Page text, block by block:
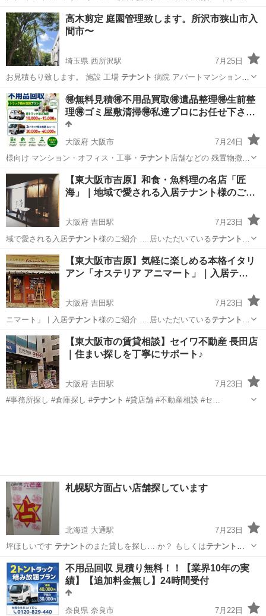
トビル共用部清掃 …
神奈川 横浜市 吉野町駅 トイレ掃除 物件
高木剪定 庭園管理致します。所沢市狭山市入
間市〜
埼玉県 西所沢駅
7月25日
お見積もり致します。 施設 工場 テナント 病院 アパートマンションの
緑地帯維…
埼玉 所沢市 西所沢駅 剪定/造園 無料
🉐無料見積🉐不用品買取🉐遺品整理🉐生前整
理🉐ゴミ屋敷清掃🉐私達プロにお任せ下さ…
大阪府 大阪市
7月24日
様向け マンション・オフィス・工事・ テナント 店舗などの 残置物撤
去・解体・改装作…
大阪 大阪市 便利屋 無料
【東大阪市吉原】和食・魚料理の名店「匠
海」｜地域で愛される入居テナント様のご紹
大阪府 吉田駅
7月23日
域で愛される入居テナント 様のご紹介 … 居いただいているテナント
様、 和食・魚… 」を大切に、テナント 様については「営… #匠海 #テ
ナント様紹介 #入居…テナント#Sueyo…
大阪 東大阪市 吉田駅 居酒屋
【東大阪市吉原】気軽に楽しめる本格イタリ
アン「オステリア アニマート」｜入居テ…
大阪府 吉田駅
7月23日
ニマート」｜入居テナント 様のご紹介 … 居いただいているテナント
様、 本格イタ… 」を大切に、テナント様については「営… ライフ #
入居テナント#
大阪 東大阪市 吉田駅 グルメ
【東大阪市の賃貸相談】セイワ不動産 長田店
｜住まい探しを丁寧にサポート♪
大阪府 吉田駅
7月23日
#事務所探し #倉庫探し #テナント #貸店舗 #不動産相談 #セ…
札幌駅方面占い店舗探しています
北海道 大通駅
7月23日
坪ほしいです テナントのまた貸しを探し… か？ もしくはテナント 空
いてる場所はな…
北海道 札幌市 大通駅 占い 占い師
不用品回収 見積り無料！！【業界10年の実
績】【追加料金無し】24時間受付
奈良県 奈良市
7月22日